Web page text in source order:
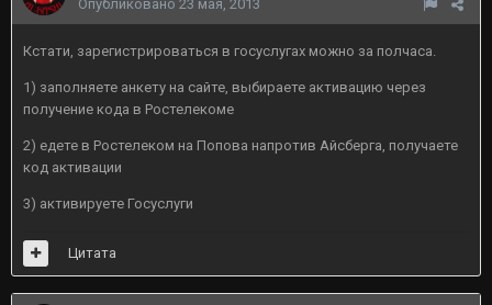
Опубликовано 23 мая, 2013
Кстати, зарегистрироваться в госуслугах можно за полчаса.
1) заполняете анкету на сайте, выбираете активацию через
получение кода в Ростелекоме
2) едете в Ростелеком на Попова напротив Айсберга, получаете
код активации
3) активируете Госуслуги
Цитата